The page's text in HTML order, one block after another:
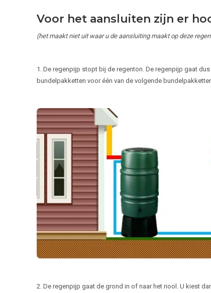
Voor het aansluiten zijn er
(het maakt niet uit waar u de aansluiting maakt op deze
1. De regenpijp stopt bij de regenton. De regenpijp gaat
bundelpakketten voor één van de volgende
2. De regenpijp gaat de grond in of naar het riool. U kiest